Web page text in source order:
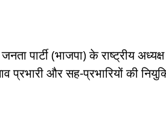
जनता पार्टी (भाजपा) के राष्ट्रीय
प्रभारी और सह-प्रभारियों की